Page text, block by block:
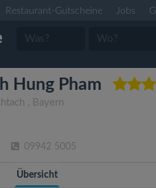
Restaurant-Gutscheine Jobs
Hung Pham
, Bayern
09942 5005
Übersicht